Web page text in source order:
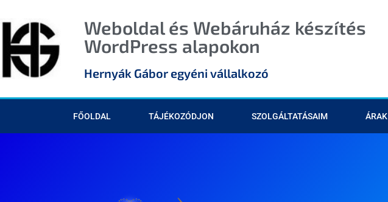
Weboldal és Webáruház készítés
WordPress alapokon
Hernyák Gábor egyéni vállalkozó
FŐOLDAL TÁJÉKOZÓDJON SZOLGÁLTATÁSAIM ÁRAK